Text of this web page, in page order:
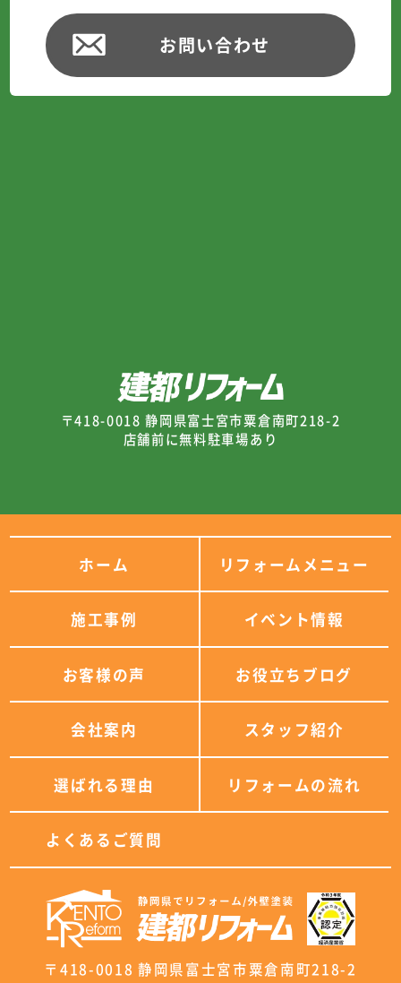
お問い合わせ
〒418-0018 静岡県富士宮市粟倉南町218-2
店舗前に無料駐車場あり
ホーム リフォームメニュー
施工事例 イベント情報
お客様の声 お役立ちブログ
会社案内 スタッフ紹介
選ばれる理由 リフォームの流れ
よくあるご質問
〒418-0018 静岡県富士宮市粟倉南町218-2